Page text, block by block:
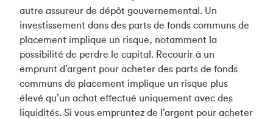
autre assureur de dépôt gouvernemental. Un
investissement dans des parts de fonds communs de
placement implique un risque, notamment la
possibilité de perdre le capital. Recourir à un
emprunt d’argent pour acheter des parts de fonds
communs de placement implique un risque plus
élevé qu’un achat effectué uniquement avec des
liquidités. Si vous empruntez de l’argent pour acheter